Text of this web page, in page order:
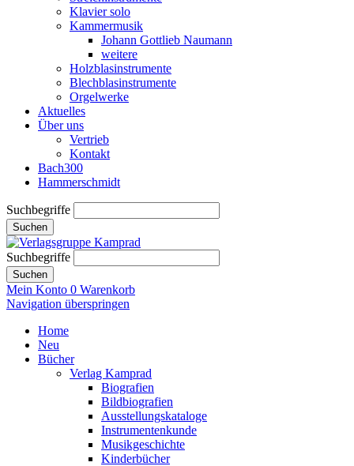
Klavier solo
Kammermusik
Johann Gottlieb Naumann
weitere
Holzblasinstrumente
Blechblasinstrumente
Orgelwerke
Aktuelles
Über uns
Vertrieb
Kontakt
Bach300
Hammerschmidt
Suchbegriffe
Suchen
Suchbegriffe
Suchen
Mein Konto 0 Warenkorb
Navigation überspringen
Home
Neu
Bücher
Verlag Kamprad
Biografien
Bildbiografien
Ausstellungskataloge
Instrumentenkunde
Musikgeschichte
Kinderbücher